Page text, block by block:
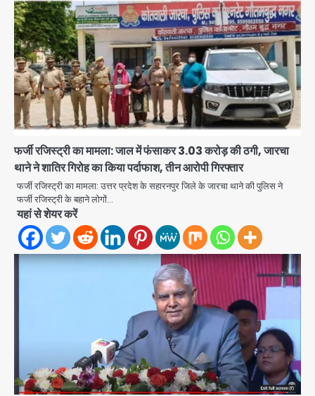
फर्जी रजिस्ट्री का मामला: जाल में फंसाकर 3.03 करोड़ की ठगी, जारचा
थाने ने शातिर गिरोह का किया पर्दाफाश, तीन आरोपी गिरफ्तार
फर्जी रजिस्ट्री का मामला: उत्तर प्रदेश के सहारनपुर जिले के जारचा थाने की पुलिस ने
फर्जी रजिस्ट्री के बहाने लोगों…
यहां से शेयर करें